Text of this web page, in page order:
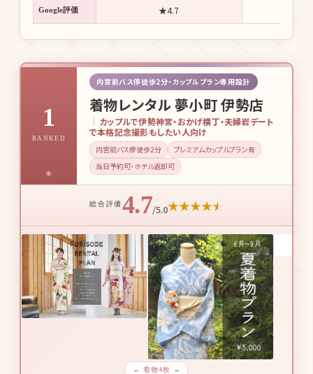
Google評価 ★4.7
1
RANKED
内宮前バス停徒歩2分・カップルプラン専用設計
着物レンタル 夢小町 伊勢店
カップルで伊勢神宮・おかげ横丁・夫婦岩デート
で本格記念撮影もしたい人向け
内宮前バス停徒歩2分
プレミアムカップルプラン有
当日予約可・ホテル返却可
総合評価 4.7/5.0★★★★★
← 着物4枚 →